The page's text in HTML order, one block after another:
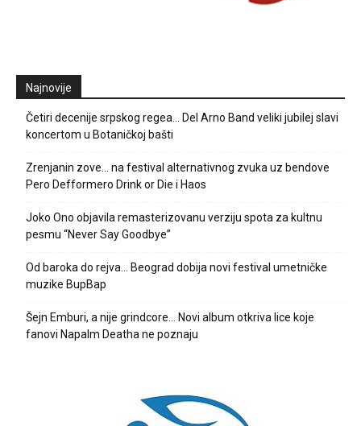
Najnovije
Četiri decenije srpskog regea… Del Arno Band veliki jubilej slavi
koncertom u Botaničkoj bašti
Zrenjanin zove… na festival alternativnog zvuka uz bendove
Pero Defformero Drink or Die i Haos
Joko Ono objavila remasterizovanu verziju spota za kultnu
pesmu “Never Say Goodbye”
Od baroka do rejva… Beograd dobija novi festival umetničke
muzike BupBap
Šejn Emburi, a nije grindcore… Novi album otkriva lice koje
fanovi Napalm Deatha ne poznaju